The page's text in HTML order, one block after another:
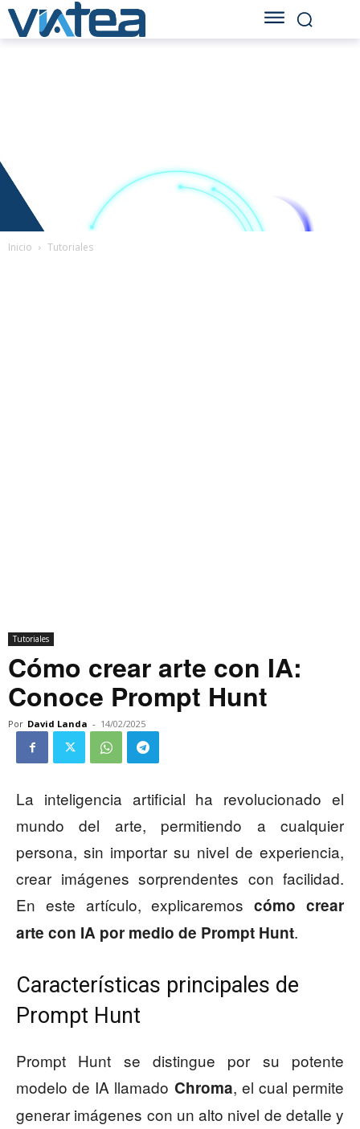
Inicio Tutoriales
Tutoriales
Cómo crear arte con IA:
Conoce Prompt Hunt
Por David Landa - 14/02/2025
La inteligencia artificial ha revolucionado el
mundo del arte, permitiendo a cualquier
persona, sin importar su nivel de experiencia,
crear imágenes sorprendentes con facilidad.
En este artículo, explicaremoscómo crear
arte con IA por medio de Prompt Hunt.
Características principales de
Prompt Hunt
Prompt Hunt se distingue por su potente
modelo de IA llamado Chroma, el cual permite
generar imágenes con un alto nivel de detalle y